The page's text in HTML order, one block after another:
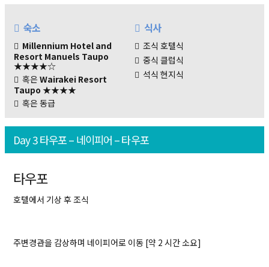
숙소
Millennium Hotel and
Resort Manuels Taupo
★★★★☆
혹은Wairakei Resort
Taupo ★★★★
혹은 동급
식사
조식 호텔식
중식 클럽식
석식 현지식
Day 3 타우포 – 네이피어 – 타우포
타우포
호텔에서 기상 후 조식
주변경관을 감상하며 네이피어로 이동 [약 2 시간 소요]